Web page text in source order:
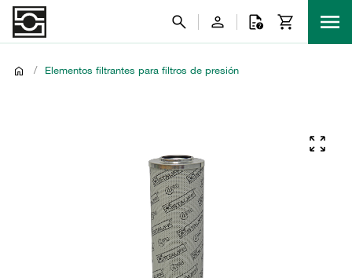
/ Elementos filtrantes para filtros de presión